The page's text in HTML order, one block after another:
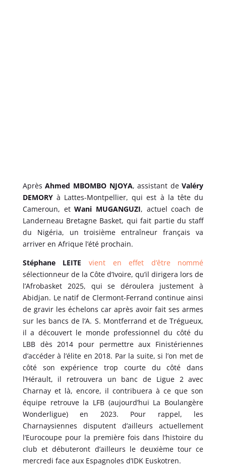
AprèsAhmed MBOMBO NJOYA, assistant deValéry
DEMORYà Lattes-Montpellier, qui est à la tête du
Cameroun, etWani MUGANGUZI, actuel coach de
Landerneau Bretagne Basket, qui fait partie du staff
du Nigéria, un troisième entraîneur français va
arriver en Afrique l’été prochain.
Stéphane LEITE
vient en effet d’être nommé
sélectionneur de la Côte d’Ivoire, qu’il dirigera lors de
l’Afrobasket 2025, qui se déroulera justement à
Abidjan. Le natif de Clermont-Ferrand continue ainsi
de gravir les échelons car après avoir fait ses armes
sur les bancs de l’A. S. Montferrand et de Trégueux,
il a découvert le monde professionnel du côté du
LBB dès 2014 pour permettre aux Finistériennes
d’accéder à l’élite en 2018. Par la suite, si l’on met de
côté son expérience trop courte du côté dans
l’Hérault, il retrouvera un banc de Ligue 2 avec
Charnay et là, encore, il contribuera à ce que son
équipe retrouve la LFB (aujourd’hui La Boulangère
Wonderligue) en 2023. Pour rappel, les
Charnaysiennes disputent d’ailleurs actuellement
l’Eurocoupe pour la première fois dans l’histoire du
club et débuteront d’ailleurs le deuxième tour ce
mercredi face aux Espagnoles d’IDK Euskotren.